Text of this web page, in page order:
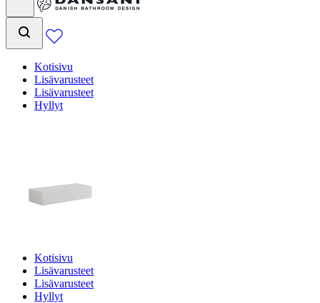
Kotisivu
Lisävarusteet
Lisävarusteet
Hyllyt
Kotisivu
Lisävarusteet
Lisävarusteet
Hyllyt